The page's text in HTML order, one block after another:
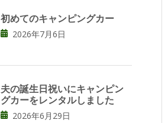
初めてのキャンピングカー
2026年7月6日
夫の誕生日祝いにキャンピン
グカーをレンタルしました
2026年6月29日